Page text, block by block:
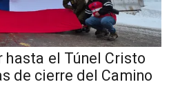
el Túnel Cristo
de cierre del Camino